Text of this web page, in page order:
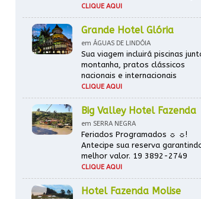
CLIQUE AQUI
Grande Hotel Glória
em ÁGUAS DE LINDÓIA
Sua viagem incluirá piscinas
montanha, pratos clássicos
nacionais e internacionais
CLIQUE AQUI
Big Valley Hotel Fazenda
em SERRA NEGRA
Feriados Programados ☼ ☼!
Antecipe sua reserva
melhor valor. 19 3892-2749
CLIQUE AQUI
Hotel Fazenda Molise